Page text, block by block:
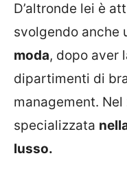
D’altronde lei è
svolgendo anche
moda, dopo aver
dipartimenti di
management. Nel
specializzata
lusso.